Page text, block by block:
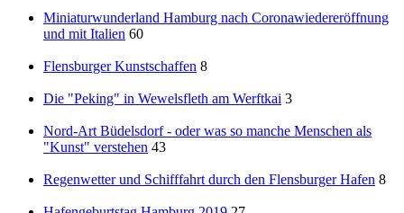
Miniaturwunderland Hamburg nach Coronawiedereröffnung
und mit Italien 60
Flensburger Kunstschaffen 8
Die "Peking" in Wewelsfleth am Werftkai 3
Nord-Art Büdelsdorf - oder was so manche Menschen als
"Kunst" verstehen 43
Regenwetter und Schifffahrt durch den Flensburger Hafen 8